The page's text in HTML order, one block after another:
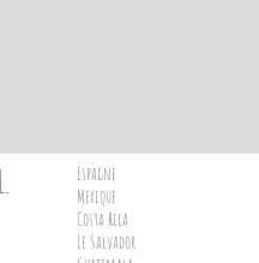
Espagne
Mexique
Costa Rica
Le Salvador